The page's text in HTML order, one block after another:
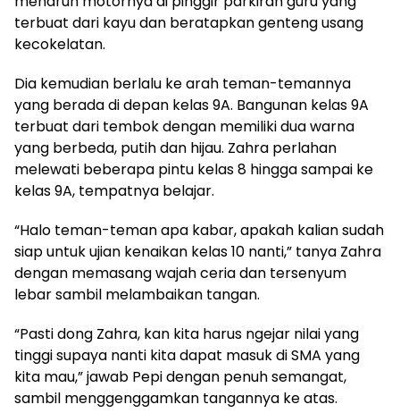
terbuat dari kayu dan beratapkan genteng usang
kecokelatan.
Dia kemudian berlalu ke arah teman-temannya
yang berada di depan kelas 9A. Bangunan kelas 9A
terbuat dari tembok dengan memiliki dua warna
yang berbeda, putih dan hijau. Zahra perlahan
melewati beberapa pintu kelas 8 hingga sampai ke
kelas 9A, tempatnya belajar.
“Halo teman-teman apa kabar, apakah kalian sudah
siap untuk ujian kenaikan kelas 10 nanti,” tanya Zahra
dengan memasang wajah ceria dan tersenyum
lebar sambil melambaikan tangan.
“Pasti dong Zahra, kan kita harus ngejar nilai yang
tinggi supaya nanti kita dapat masuk di SMA yang
kita mau,” jawab Pepi dengan penuh semangat,
sambil menggenggamkan tangannya ke atas.